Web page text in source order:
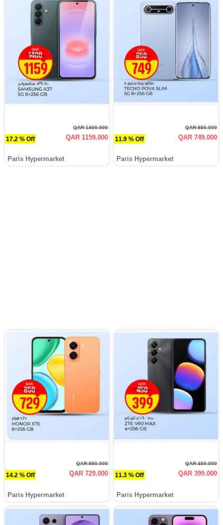
17.2 % Off
QAR 1400.000
QAR 1159.000
Paris Hypermarket
11.9 % Off
QAR 850.000
QAR 749.000
Paris Hypermarket
14.2 % Off
QAR 850.000
QAR 729.000
Paris Hypermarket
11.3 % Off
QAR 450.000
QAR 399.000
Paris Hypermarket